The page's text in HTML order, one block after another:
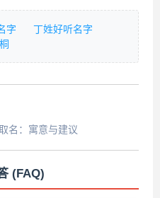
字
丁姓好听名字
名：寓意与建议
(FAQ)